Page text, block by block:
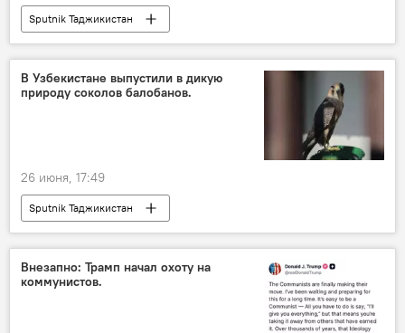
Sputnik Таджикистан
В Узбекистане выпустили в дикую
природу соколов балобанов.
26 июня, 17:49
Sputnik Таджикистан
Внезапно: Трамп начал охоту на
коммунистов.